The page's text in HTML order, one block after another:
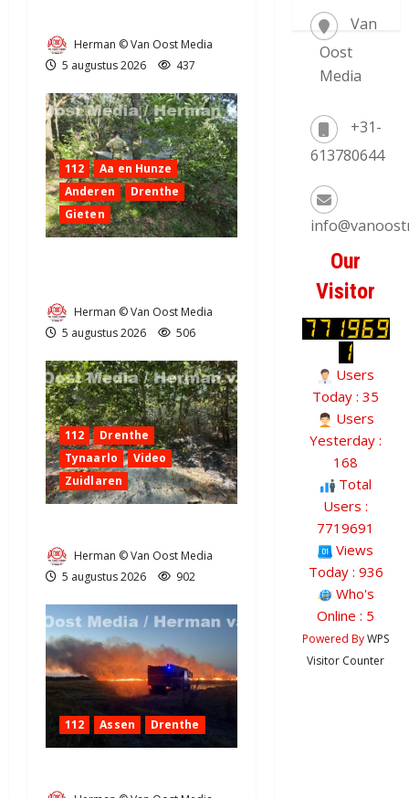
Herman © Van Oost Media
5 augustus 2026
437
112
Aa en Hunze
Anderen
Drenthe
Gieten
Herman © Van Oost Media
5 augustus 2026
506
112
Drenthe
Tynaarlo
Video
Zuidlaren
Herman © Van Oost Media
5 augustus 2026
902
112 Assen Drenthe
Van
Oost
Media
+31-
613780644
Our
Visitor
Users
Today : 35
Users
Yesterday :
168
Total
Users :
7719691
Views
Today : 936
Who's
Online : 5
Powered ByWPS
Visitor Counter